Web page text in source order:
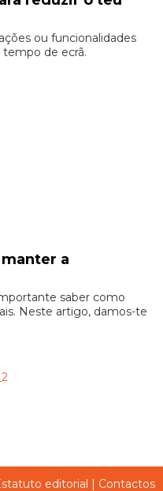
ou funcionalidades
de ecrã.
a
saber como
Neste artigo, damos-te
editorial | Contactos